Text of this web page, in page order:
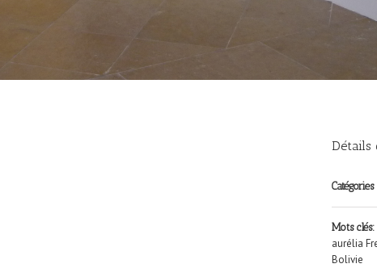
Détails
Catégories
Mots clés:
aurélia
Bolivie